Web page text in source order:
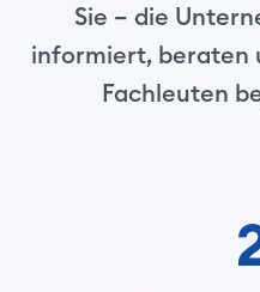
Sie – die
informiert, beraten
Fachleuten